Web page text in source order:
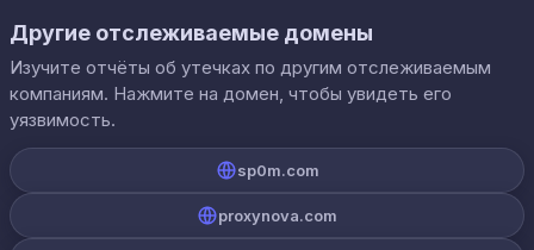
Другие отслеживаемые домены
Изучите отчёты об утечках по другим отслеживаемым
компаниям. Нажмите на домен, чтобы увидеть его
уязвимость.
sp0m.com
proxynova.com